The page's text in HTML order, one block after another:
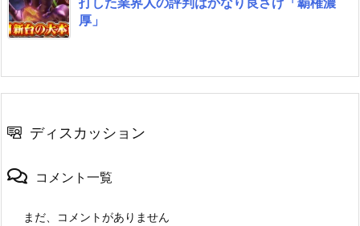
厚」
ディスカッション
コメント一覧
まだ、コメントがありません